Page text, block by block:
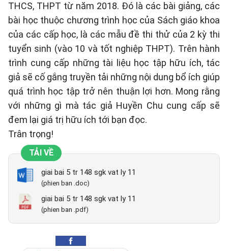
THCS, THPT từ năm 2018. Đó là các bài giảng, các
bài học thuộc chương trình học của Sách giáo khoa
của các cấp học, là các mẫu đề thi thử của 2 kỳ thi
tuyển sinh (vào 10 và tốt nghiệp THPT). Trên hành
trình cung cấp những tài liệu học tập hữu ích, tác
giả sẽ cố gắng truyền tải những nội dung bổ ích giúp
quá trình học tập trở nên thuận lợi hơn. Mong rằng
với những gì mà tác giả Huyền Chu cung cấp sẽ
đem lại giá trị hữu ích tới bạn đọc.
Trân trọng!
TẢI VỀ
giai bai 5 tr 148 sgk vat ly 11
(phien ban .doc)
giai bai 5 tr 148 sgk vat ly 11
(phien ban .pdf)